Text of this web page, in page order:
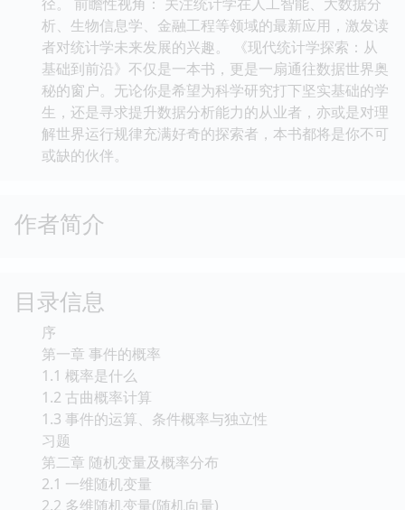
析、生物信息学、金融工程等领域的最新应用，激发读
者对统计学未来发展的兴趣。 《现代统计学探索：从
基础到前沿》不仅是一本书，更是一扇通往数据世界奥
秘的窗户。无论你是希望为科学研究打下坚实基础的学
生，还是寻求提升数据分析能力的从业者，亦或是对理
解世界运行规律充满好奇的探索者，本书都将是你不可
或缺的伙伴。
作者简介
目录信息
序
第一章 事件的概率
1.1 概率是什么
1.2 古曲概率计算
1.3 事件的运算、条件概率与独立性
习题
第二章 随机变量及概率分布
2.1 一维随机变量
2.2 多维随机变量(随机向量)